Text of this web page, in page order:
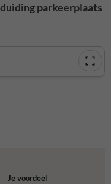
parkeerplaats
Je voordeel